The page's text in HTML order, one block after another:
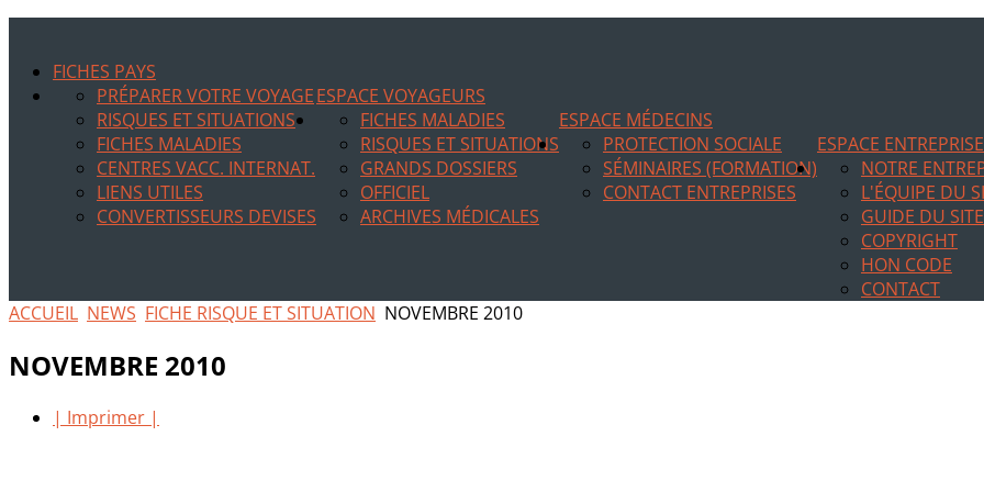
FICHES PAYS
ESPACE VOYAGEURS
PRÉPARER VOTRE VOYAGE
RISQUES ET SITUATIONS
FICHES MALADIES
CENTRES VACC. INTERNAT.
LIENS UTILES
CONVERTISSEURS DEVISES
ESPACE MÉDECINS
FICHES MALADIES
RISQUES ET SITUATIONS
GRANDS DOSSIERS
OFFICIEL
ARCHIVES MÉDICALES
ESPACE
PROTECTION SOCIALE
SÉMINAIRES (FORMATION)
CONTACT ENTREPRISES
NOTRE
L'ÉQUIPE DU
GUIDE DU SITE
COPYRIGHT
HON CODE
CONTACT
ACCUEIL NEWS FICHE RISQUE ET SITUATION NOVEMBRE 2010
NOVEMBRE 2010
| Imprimer |